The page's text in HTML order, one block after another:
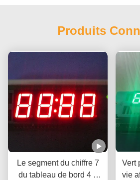
Produits
Le segment du chiffre 7
du tableau de bord 4 a
Vert
vie